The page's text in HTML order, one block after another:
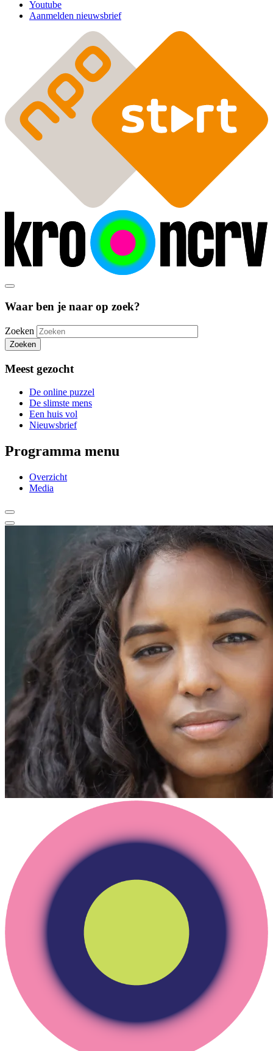
Youtube
Aanmelden nieuwsbrief
Waar ben je naar op zoek?
Zoeken
Zoeken
Meest gezocht
De online puzzel
De slimste mens
Een huis vol
Nieuwsbrief
Programma menu
Overzicht
Media